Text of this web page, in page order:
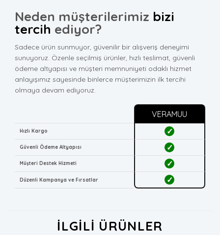
Neden müşterilerimiz bizi
tercih ediyor?
Sadece ürün sunmuyor, güvenilir bir alışveriş deneyimi
sunuyoruz. Özenle seçilmiş ürünler, hızlı teslimat, güvenli
ödeme altyapısı ve müşteri memnuniyeti odaklı hizmet
anlayışımız sayesinde binlerce müşterimizin ilk tercihi
olmaya devam ediyoruz.
VERAMUU
Hızlı Kargo ✓
Güvenli Ödeme Altyapısı ✓
Müşteri Destek Hizmeti ✓
Düzenli Kampanya ve Fırsatlar ✓
İLGILI ÜRÜNLER